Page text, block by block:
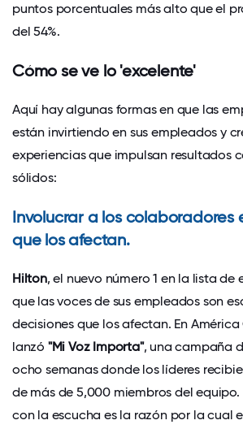
puntos porcentuales más alto que el
del 54%.
Cómo se ve lo 'excelente'
Aquí hay algunas formas en que las
están invirtiendo en sus empleados y
experiencias que impulsan resultados
sólidos:
Involucrar a los colaboradores
que los afectan.
Hilton, el nuevo número 1 en la lista de
que las voces de sus empleados son
decisiones que los afectan. En
lanzó "Mi Voz Importa", una campaña
ocho semanas donde los líderes
de más de 5,000 miembros del equipo.
con la escucha es la razón por la cual